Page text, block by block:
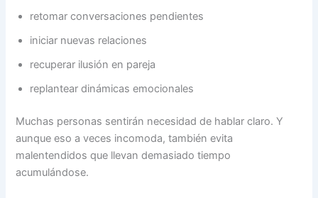
retomar conversaciones pendientes
iniciar nuevas relaciones
recuperar ilusión en pareja
replantear dinámicas emocionales
Muchas personas sentirán necesidad de hablar claro. Y
aunque eso a veces incomoda, también evita
malentendidos que llevan demasiado tiempo
acumulándose.